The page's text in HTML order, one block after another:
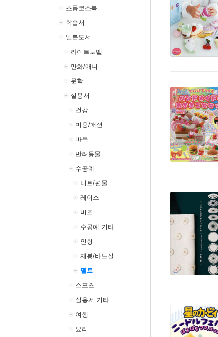
초등코스북
학습서
일본도서
라이트노벨
만화/애니
문학
실용서
건강
미용/패션
바둑
반려동물
수공예
니트/편물
레이스
비즈
수공예 기타
인형
재봉/바느질
펠트
스포츠
실용서 기타
여행
요리